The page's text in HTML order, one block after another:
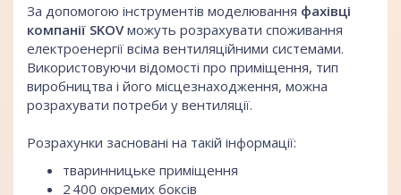
За допомогою інструментів моделювання фахівці
компанії SKOVможуть розрахувати споживання
електроенергії всіма вентиляційними системами.
Використовуючи відомості про приміщення, тип
виробництва і його місцезнаходження, можна
розрахувати потреби у вентиляції.
Розрахунки засновані на такій інформації:
тваринницьке приміщення
2 400 окремих боксів